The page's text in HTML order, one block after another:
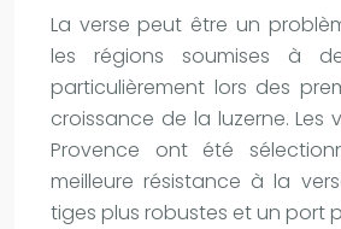
La verse peut être un
les régions soumises à
particulièrement lors des
croissance de la luzerne. Les
Provence ont été
meilleure résistance à la
tiges plus robustes et un port